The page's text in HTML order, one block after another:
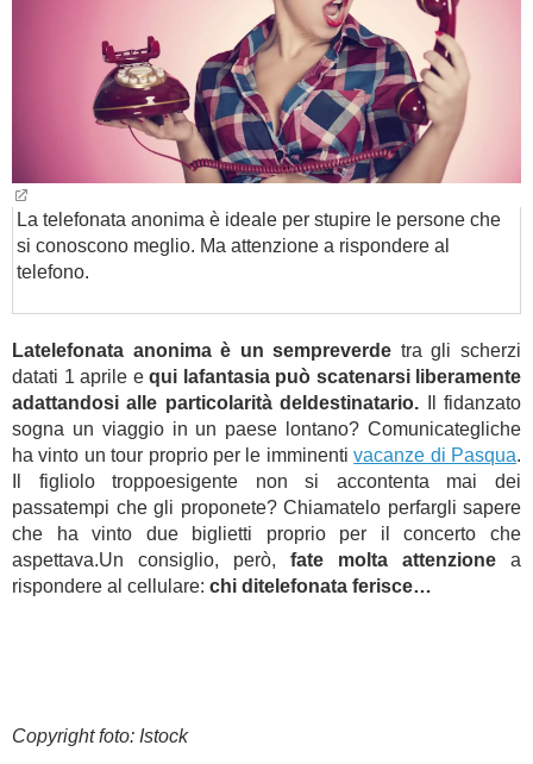
La telefonata anonima è ideale per stupire le persone che
si conoscono meglio. Ma attenzione a rispondere al
telefono.
Latelefonata anonima è un sempreverde tra gli scherzi
datati 1 aprile e qui lafantasia può scatenarsi liberamente
adattandosi alle particolarità deldestinatario. Il fidanzato
sogna un viaggio in un paese lontano? Comunicategliche
ha vinto un tour proprio per le imminentivacanze di Pasqua.
Il figliolo troppoesigente non si accontenta mai dei
passatempi che gli proponete? Chiamatelo perfargli sapere
che ha vinto due biglietti proprio per il concerto che
aspettava.Un consiglio, però, fate molta attenzione a
rispondere al cellulare: chi ditelefonata ferisce…
Copyright foto: Istock